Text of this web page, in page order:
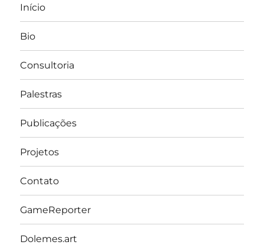
Início
Bio
Consultoria
Palestras
Publicações
Projetos
Contato
GameReporter
Dolemes.art